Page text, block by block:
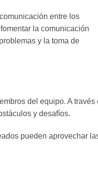
entre los
la comunicación
y la toma de
del equipo. A través
y desafíos.
pueden aprovechar